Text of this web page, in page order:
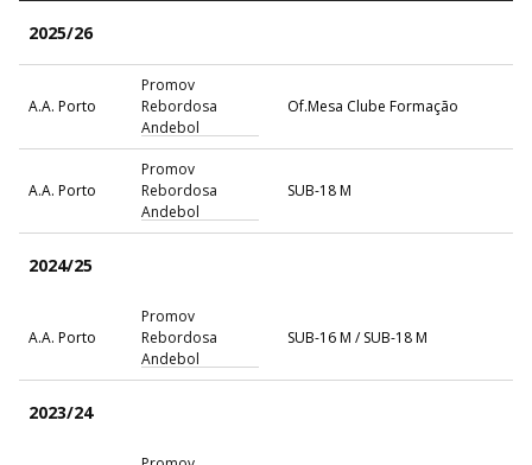
2025/26
A.A. Porto
Promov
Rebordosa
Andebol
Of.Mesa Clube Formação
A.A. Porto
Promov
Rebordosa
Andebol
SUB-18 M
2024/25
A.A. Porto
Promov
Rebordosa
Andebol
SUB-16 M / SUB-18 M
2023/24